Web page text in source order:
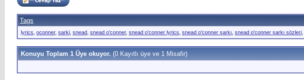
Tags
lyrics oconner, sarki snead snead o'conner, snead o'conner lyrics snead o'conner şarkı snead o'conner şarkı sözleri
Konuyu Toplam 1 Üye okuyor. (0 Kayıtlı üye ve 1 Misafir)